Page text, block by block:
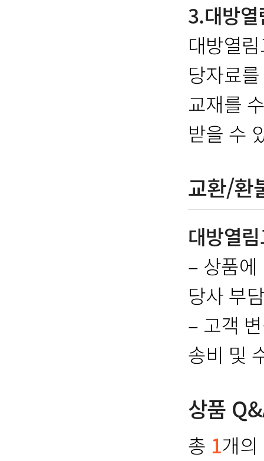
3.대방
대방열
당자료
교재를
받을 수
교환/환
대방열
– 상품
당사 부
– 고객
송비 및
상품
총 1개